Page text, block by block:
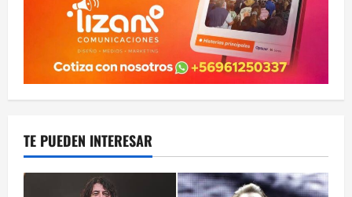
TE PUEDEN INTERESAR